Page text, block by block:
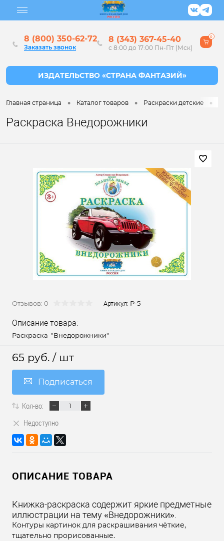
8 (800) 350-62-72
Заказать звонок
8 (343) 367-45-40
с 8:00 до 17:00 Пн-Пт (Мск)
0
Главная страница • Каталог товаров • Раскраски детские •
Раскраска Внедорожники
Отзывов: 0 Артикул: Р-5
Описание товара:
Раскраска "Внедорожники"
65 руб. / шт
Подписаться
Кол-во:
Недоступно
ОПИСАНИЕ ТОВАРА
Книжка-раскраска содержит яркие предметные
иллюстрации на тему «Внедорожники».
Контуры картинок для раскрашивания чёткие,
тщательно прорисованные.